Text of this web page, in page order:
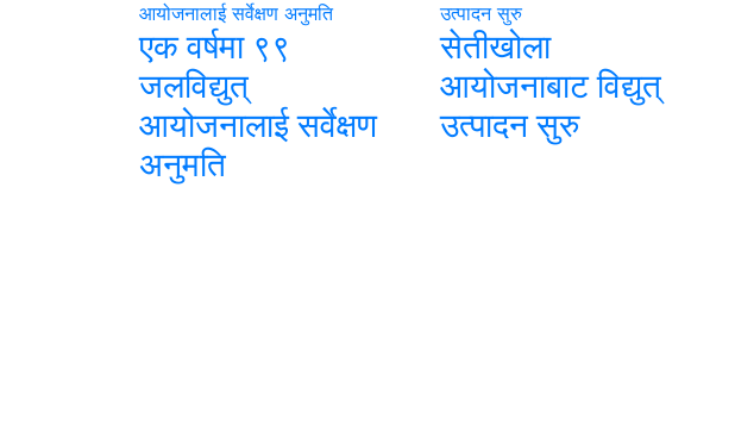
एक वर्षमा ९९
जलविद्युत्
आयोजनालाई सर्वेक्षण
अनुमति
सेतीखोला
आयोजनाबाट विद्युत्
उत्पादन सुरु